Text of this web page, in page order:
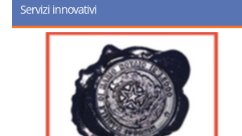
Servizi innovativi